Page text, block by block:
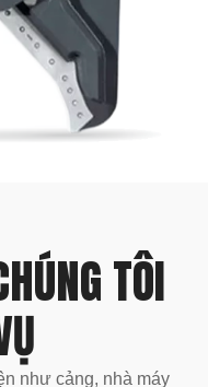
TÔI
như cảng, nhà máy